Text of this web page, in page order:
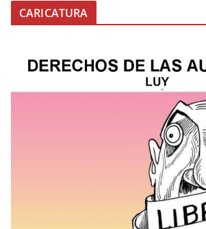
CARICATURA